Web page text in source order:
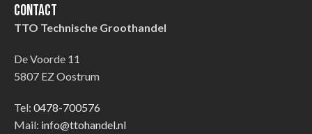
Contact
TTO Technische Groothandel
De Voorde 11
5807 EZ Oostrum
Tel: 0478-700576
Mail: info@ttohandel.nl